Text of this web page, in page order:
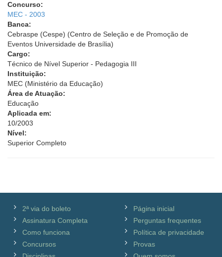
Concurso:
MEC - 2003
Banca:
Cebraspe (Cespe) (Centro de Seleção e de Promoção de
Eventos Universidade de Brasília)
Cargo:
Técnico de Nível Superior - Pedagogia III
Instituição:
MEC (Ministério da Educação)
Área de Atuação:
Educação
Aplicada em:
10/2003
Nível:
Superior Completo
2ª via do boleto
Assinatura Completa
Como funciona
Concursos
Página inicial
Perguntas frequentes
Política de privacidade
Provas